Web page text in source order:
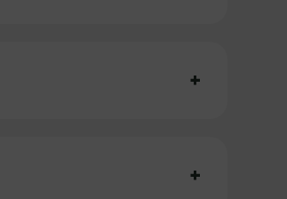
+
+